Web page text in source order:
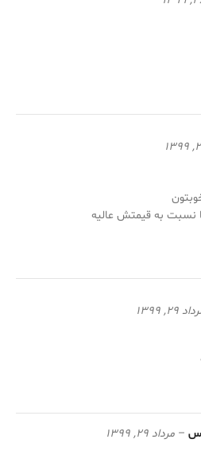
نسبت به قیمتش عالیه
29, 1399
– مرداد 29, 1399